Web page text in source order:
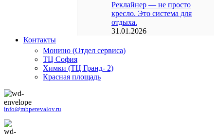
Реклайнер — не просто
кресло. Это система для
отдыха.
31.01.2026
Контакты
Монино (Отдел сервиса)
ТЦ София
Химки (ТЦ Гранд- 2)
Красная площадь
info@mbperevalov.ru